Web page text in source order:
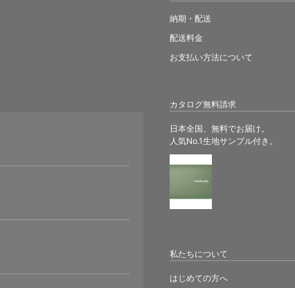
カタログ無料請求
日本全国、無料でお届け。
人気No.1生地サンプル付き。
納期・配送
配送料金
お支払い方法について
私たちについて
はじめての方へ